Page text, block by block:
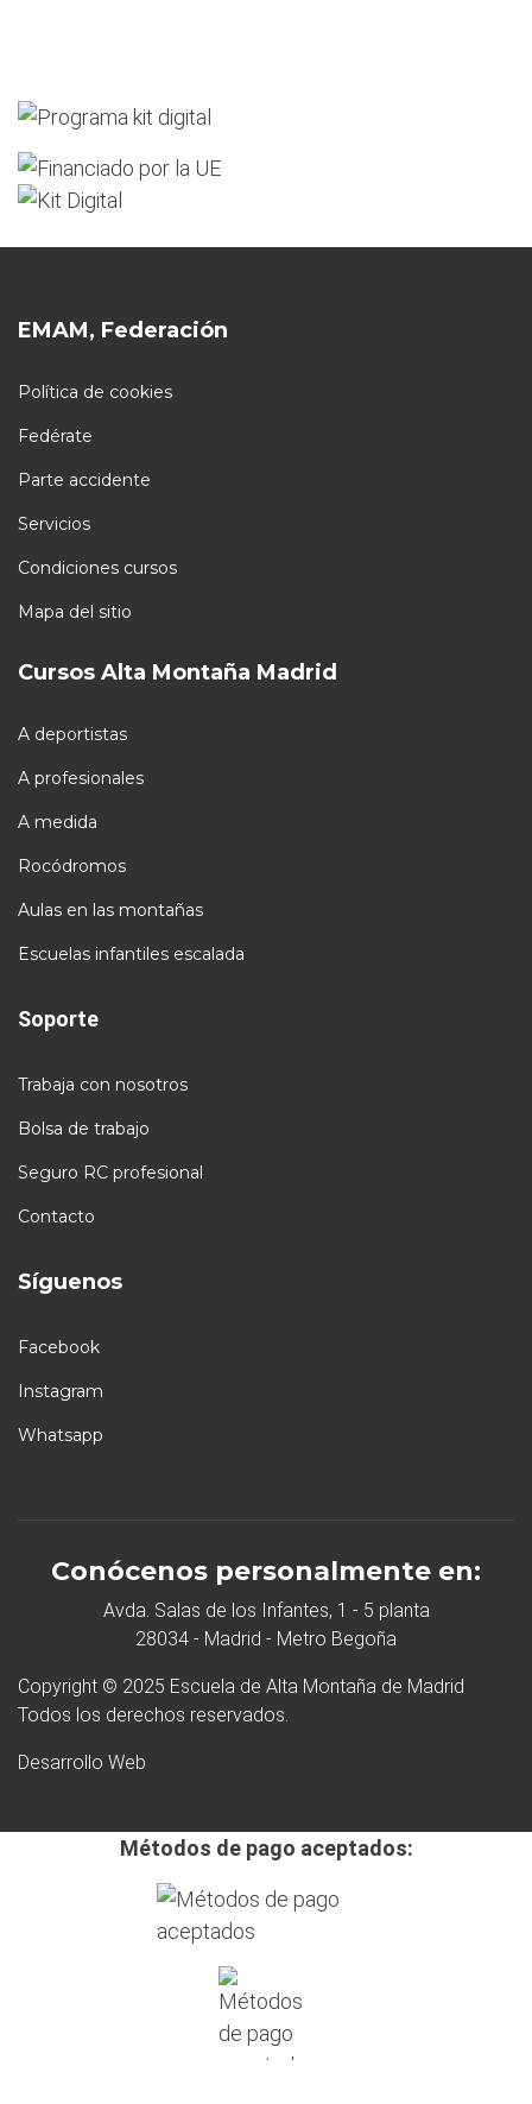
EMAM, Federación
Política de cookies
Fedérate
Parte accidente
Servicios
Condiciones cursos
Mapa del sitio
Cursos Alta Montaña Madrid
A deportistas
A profesionales
A medida
Rocódromos
Aulas en las montañas
Escuelas infantiles escalada
Soporte
Trabaja con nosotros
Bolsa de trabajo
Seguro RC profesional
Contacto
Síguenos
Facebook
Instagram
Whatsapp
Conócenos personalmente en:
Avda. Salas de los Infantes, 1 - 5 planta
28034 - Madrid - Metro Begoña
Copyright © 2025 Escuela de Alta Montaña de Madrid
Todos los derechos reservados.
Desarrollo Web
Métodos de pago aceptados: